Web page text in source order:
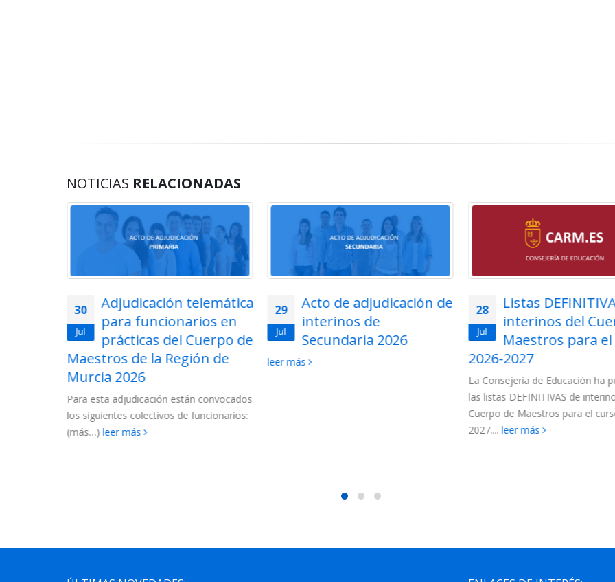
NOTICIAS RELACIONADAS
29
Jul
Acto de adjudicación de
interinos de
Secundaria 2026
leer más
28
Jul
Listas DEFINITIVAS de
interinos del Cuerpo de
Maestros para el curso
2026-2027
27
Jul
Adjudicación
para
Cuerpo de
la Región de Murcia
Para esta adjudicación están
los siguientes colectivos de
(más…) leer más